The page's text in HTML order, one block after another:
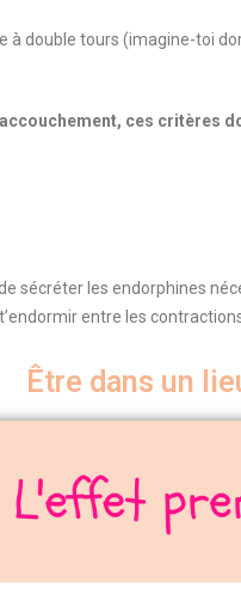
à double tours (imagine-toi
ces critères
sécréter les endorphines
entre les
Être dans un